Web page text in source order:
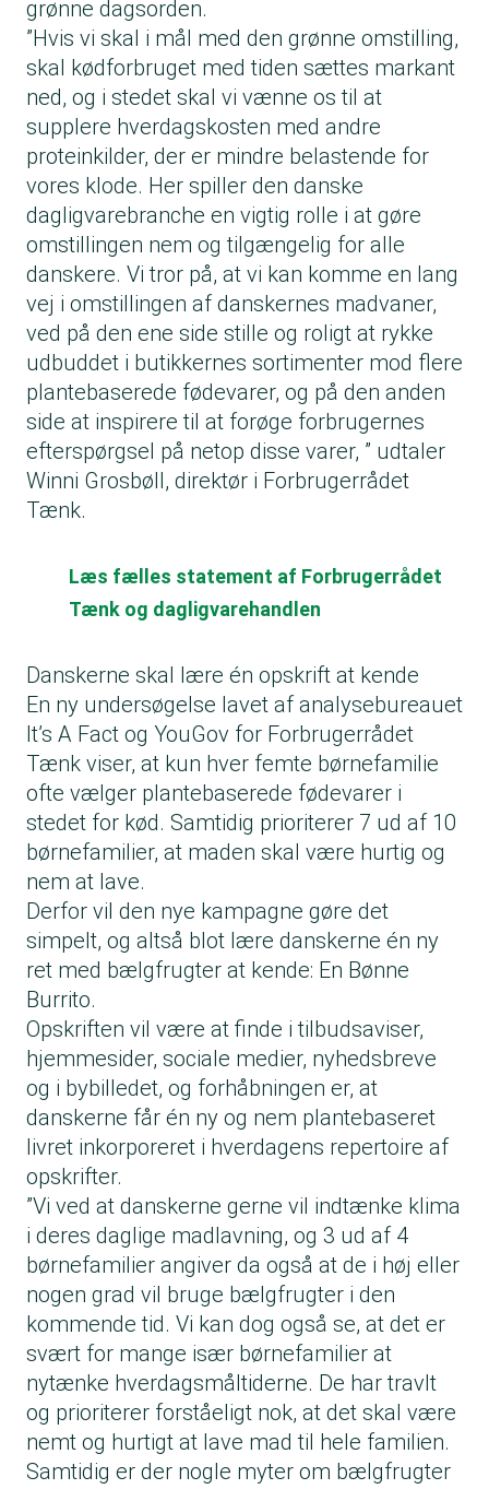
grønne dagsorden.
”Hvis vi skal i mål med den grønne omstilling,
skal kødforbruget med tiden sættes markant
ned, og i stedet skal vi vænne os til at
supplere hverdagskosten med andre
proteinkilder, der er mindre belastende for
vores klode. Her spiller den danske
dagligvarebranche en vigtig rolle i at gøre
omstillingen nem og tilgængelig for alle
danskere. Vi tror på, at vi kan komme en lang
vej i omstillingen af danskernes madvaner,
ved på den ene side stille og roligt at rykke
udbuddet i butikkernes sortimenter mod flere
plantebaserede fødevarer, og på den anden
side at inspirere til at forøge forbrugernes
efterspørgsel på netop disse varer, ” udtaler
Winni Grosbøll, direktør i Forbrugerrådet
Tænk.
Læs fælles statement af Forbrugerrådet
Tænk og dagligvarehandlen
Danskerne skal lære én opskrift at kende
En ny undersøgelse lavet af analysebureauet
It’s A Fact og YouGov for Forbrugerrådet
Tænk viser, at kun hver femte børnefamilie
ofte vælger plantebaserede fødevarer i
stedet for kød. Samtidig prioriterer 7 ud af 10
børnefamilier, at maden skal være hurtig og
nem at lave.
Derfor vil den nye kampagne gøre det
simpelt, og altså blot lære danskerne én ny
ret med bælgfrugter at kende: En Bønne
Burrito.
Opskriften vil være at finde i tilbudsaviser,
hjemmesider, sociale medier, nyhedsbreve
og i bybilledet, og forhåbningen er, at
danskerne får én ny og nem plantebaseret
livret inkorporeret i hverdagens repertoire af
opskrifter.
”Vi ved at danskerne gerne vil indtænke klima
i deres daglige madlavning, og 3 ud af 4
børnefamilier angiver da også at de i høj eller
nogen grad vil bruge bælgfrugter i den
kommende tid. Vi kan dog også se, at det er
svært for mange især børnefamilier at
nytænke hverdagsmåltiderne. De har travlt
og prioriterer forståeligt nok, at det skal være
nemt og hurtigt at lave mad til hele familien.
Samtidig er der nogle myter om bælgfrugter